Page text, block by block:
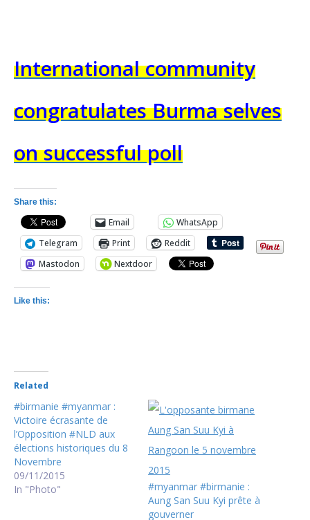
International community
congratulates Burma selves
on successful poll
Share this:
Email
WhatsApp
Telegram
Print
Reddit
Mastodon
Nextdoor
Like this:
Related
#birmanie #myanmar :
Victoire écrasante de
l’Opposition #NLD aux
élections historiques du 8
Novembre
09/11/2015
In "Photo"
#myanmar #birmanie :
Aung San Suu Kyi prête à
gouverner